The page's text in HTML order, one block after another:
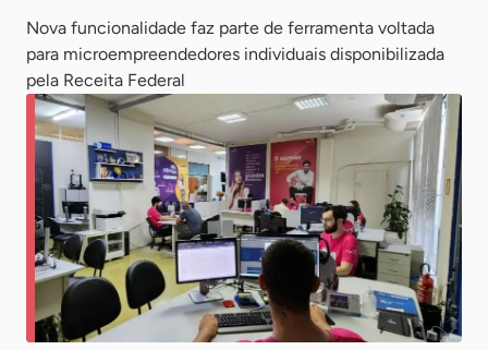
Nova funcionalidade faz parte de ferramenta voltada
para microempreendedores individuais disponibilizada
pela Receita Federal